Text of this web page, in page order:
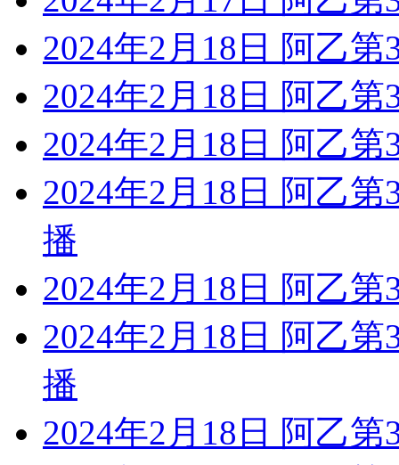
2024年2月18日 阿乙
2024年2月18日 阿乙
2024年2月18日 阿乙
2024年2月18日 阿乙
播
2024年2月18日 阿乙
2024年2月18日 阿乙
播
2024年2月18日 阿乙